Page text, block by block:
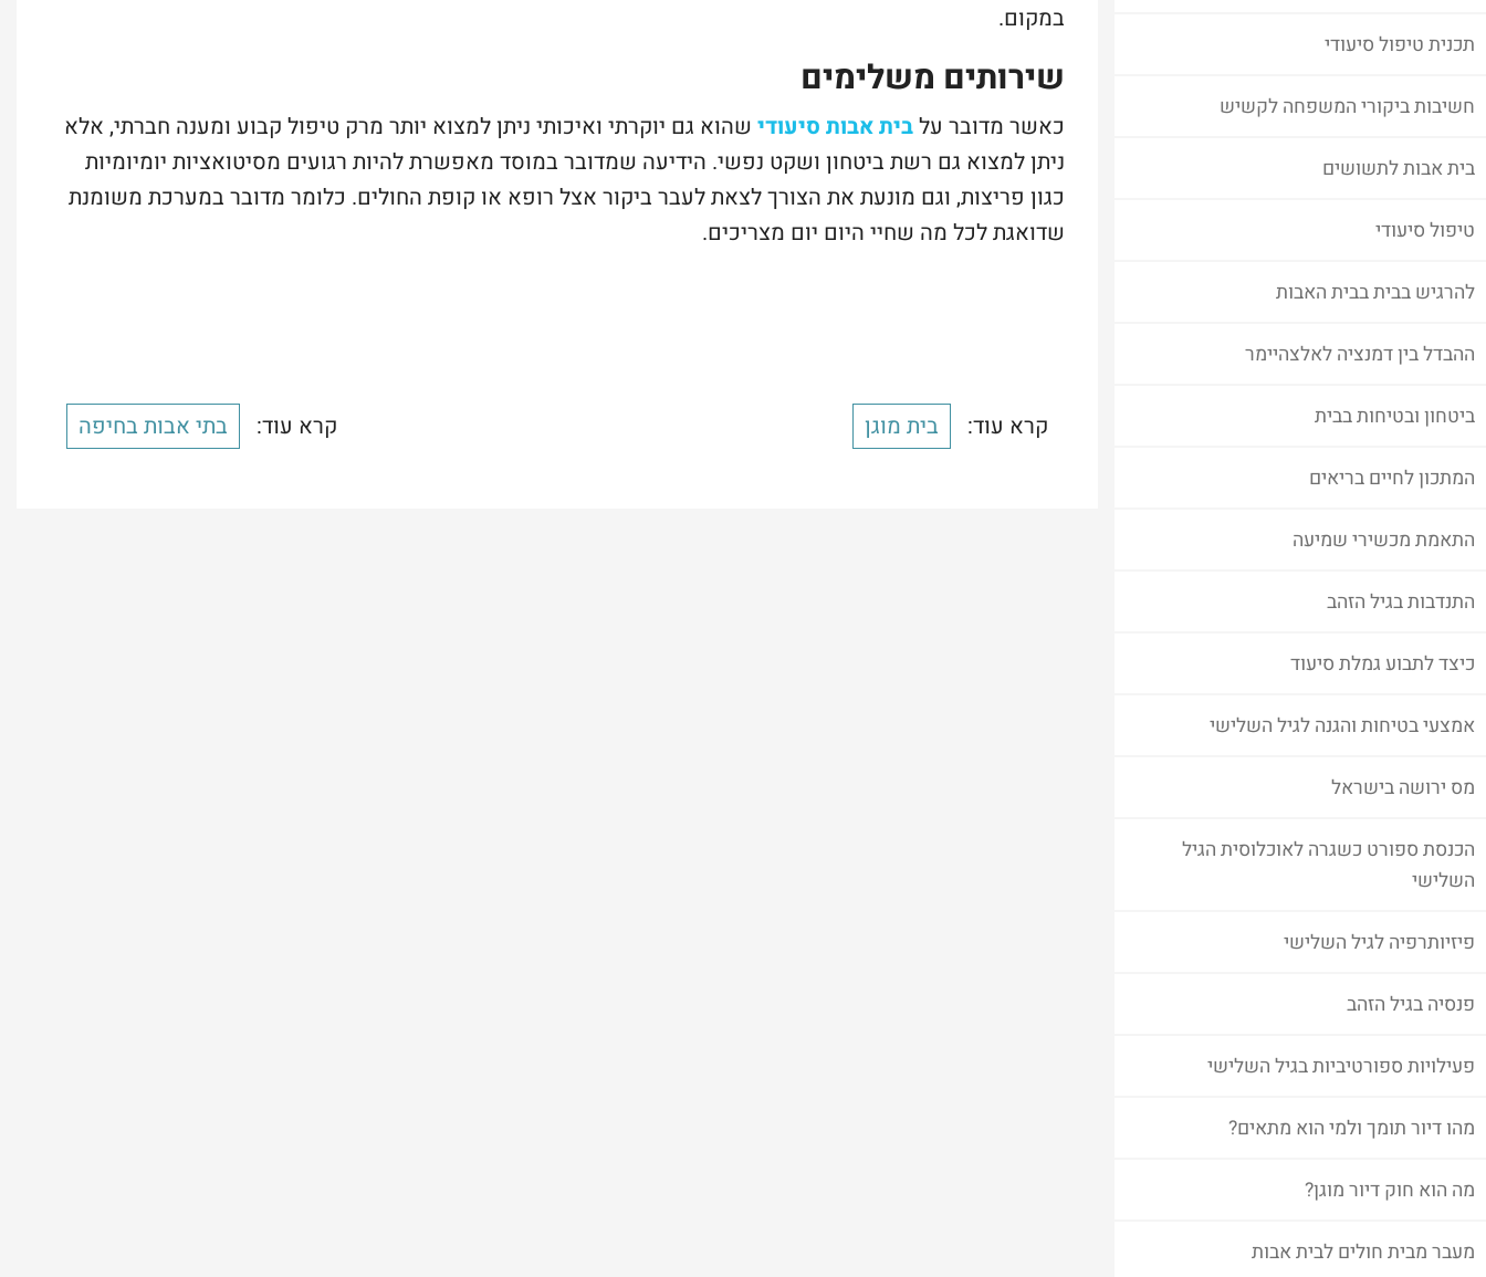
תכנית טיפול סיעודי
חשיבות ביקורי המשפחה לקשיש
בית אבות לתשושים
טיפול סיעודי
להרגיש בבית בבית האבות
ההבדל בין דמנציה לאלצהיימר
ביטחון ובטיחות בבית
המתכון לחיים בריאים
התאמת מכשירי שמיעה
התנדבות בגיל הזהב
כיצד לתבוע גמלת סיעוד
אמצעי בטיחות והגנה לגיל השלישי
מס ירושה בישראל
הכנסת ספורט כשגרה לאוכלוסית הגיל
השלישי
פיזיותרפיה לגיל השלישי
פנסיה בגיל הזהב
פעילויות ספורטיביות בגיל השלישי
מהו דיור תומך ולמי הוא מתאים?
מה הוא חוק דיור מוגן?
מעבר מבית חולים לבית אבות
במקום.
שירותים משלימים
כאשר מדובר עלבית אבות סיעודי שהוא גם יוקרתי ואיכותי ניתן למצוא יותר מרק טיפול קבוע ומענה חברתי, אלא
ניתן למצוא גם רשת ביטחון ושקט נפשי. הידיעה שמדובר במוסד מאפשרת להיות רגועים מסיטואציות יומיומיות
כגון פריצות, וגם מונעת את הצורך לצאת לעבר ביקור אצל רופא או קופת החולים. כלומר מדובר במערכת משומנת
שדואגת לכל מה שחיי היום יום מצריכים.
קרא עוד: בית מוגן קרא עוד: בתי אבות בחיפה